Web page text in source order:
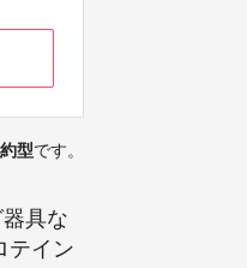
型です。
具な
テイン